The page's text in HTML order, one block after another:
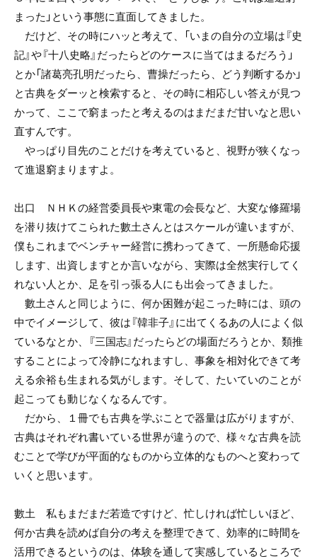
まった」という事態に直面してきました。
だけど、その時にハッと考えて、「いまの自分の立場は『史
記』や『十八史略』だったらどのケースに当てはまるだろう」
とか「諸葛亮孔明だったら、曹操だったら、どう判断するか」
と古典をダーッと検索すると、その時に相応しい答えが見つ
かって、ここで窮まったと考えるのはまだまだ甘いなと思い
直すんです。
やっぱり目先のことだけを考えていると、視野が狭くなっ
て進退窮まりますよ。
出口 ＮＨＫの経営委員長や東電の会長など、大変な修羅場
を潜り抜けてこられた數土さんとはスケールが違いますが、
僕もこれまでベンチャー経営に携わってきて、一所懸命応援
します、出資しますとか言いながら、実際は全然実行してく
れない人とか、足を引っ張る人にも出会ってきました。
數土さんと同じように、何か困難が起こった時には、頭の
中でイメージして、彼は『韓非子』に出てくるあの人によく似
ているなとか、『三国志』だったらどの場面だろうとか、類推
することによって冷静になれますし、事象を相対化できて考
える余裕も生まれる気がします。そして、たいていのことが
起こっても動じなくなるんです。
だから、１冊でも古典を学ぶことで器量は広がりますが、
古典はそれぞれ書いている世界が違うので、様々な古典を読
むことで学びが平面的なものから立体的なものへと変わって
いくと思います。
數土 私もまだまだ若造ですけど、忙しければ忙しいほど、
何か古典を読めば自分の考えを整理できて、効率的に時間を
活用できるというのは、体験を通して実感しているところで